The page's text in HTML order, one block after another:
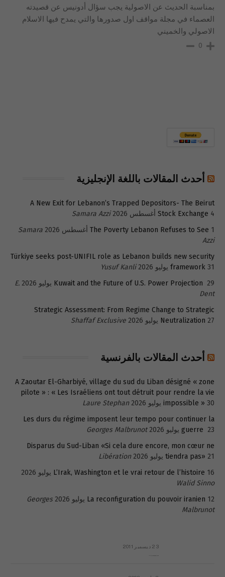
بمناسبة الحديث عن الاصولية يجب سؤال أدونيس عن قصيدته
العصماء في مجلة مواقف اول صدورها والتي يمدح فيها الاسلام
الاصولي والخميني
0
أحدث المقالات باللغة الإنجليزية
A New Exit for Lebanon’s Trapped Depositors- The Beirut
Stock Exchange 4 أغسطس 2026
Samara Azzi
The Poverty Lebanon Refuses to See 1 أغسطس 2026
Samara
Azzi
Türkiye seeks post-UNIFIL role as Lebanon builds new security
framework 31 يوليو 2026
Yusuf Kanli
Kuwait and the Future of U.S. Power Projection 29 يوليو 2026
E.
Dent
Strategic Assessment: From Regime Change to Strategic
Neutralization 27 يوليو 2026 Shaffaf Exclusive
أحدث المقالات بالفرنسية
A Zaoutar El-Gharbiyé, village du sud du Liban désigné « zone
pilote » : « Les Israéliens ont tout détruit pour rendre la vie
impossible » 30 يوليو 2026
Laure Stephan
Les durs du régime imposent leur tempo pour continuer la
guerre 23 يوليو 2026
Georges Malbrunot
Disparus du Sud-Liban «Si cela dure encore, mon cœur ne
tiendra pas» 21 يوليو 2026
Libération
L’Irak, Washington et le vrai retour de l’histoire 16 يوليو 2026
Walid Sinno
La reconfiguration du pouvoir iranien 12 يوليو 2026
Georges
Malbrunot
23 ديسمبر 2011